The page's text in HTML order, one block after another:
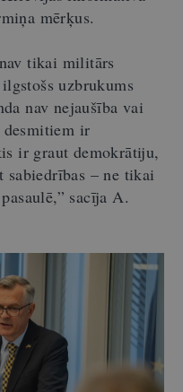
mērķus.
tikai militārs
uzbrukums
nav nejaušība vai
desmitiem ir
ir graut demokrātiju,
– ne tikai
sacīja A.